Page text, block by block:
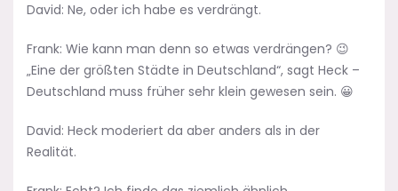
David: Ne, oder ich habe es verdrängt.
Frank: Wie kann man denn so etwas verdrängen? 😉
„Eine der größten Städte in Deutschland“, sagt Heck –
Deutschland muss früher sehr klein gewesen sein. 😀
David: Heck moderiert da aber anders als in der
Realität.